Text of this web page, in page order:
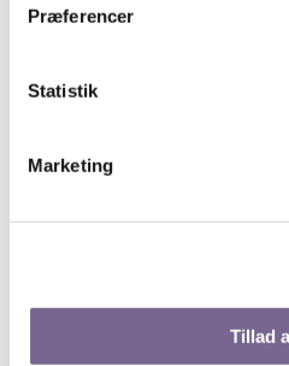
Præferencer
Statistik
Marketing
Tillad
Torsdag den 15. september,
Kreds 1 byder på lidt let
Det er gratis men med no-
afbud efter den 12.
Onlinetilmelding her.